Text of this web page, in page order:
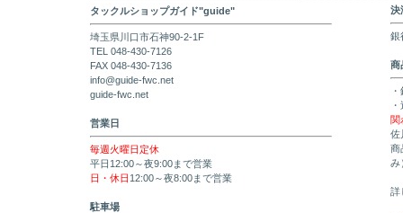
タックルショップガイド"guide"
埼玉県川口市石神90-2-1F
TEL 048-430-7126
FAX 048-430-7136
info@guide-fwc.net
guide-fwc.net
営業日
毎週火曜日定休
平日12:00～夜9:00まで営業
日・休日 12:00～夜8:00まで営業
駐車場
決
銀
商
関
佐
商
み
詳